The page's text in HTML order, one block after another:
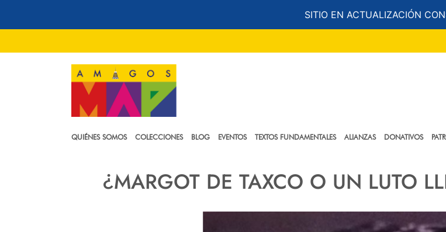
SITIO EN ACTUALIZACIÓN
QUIÉNES SOMOS COLECCIONES BLOG EVENTOS TEXTOS FUNDAMENTALES ALIANZAS DONATIVOS
¿MARGOT DE TAXCO O UN LUTO